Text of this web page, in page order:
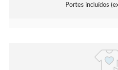
Portes incluídos